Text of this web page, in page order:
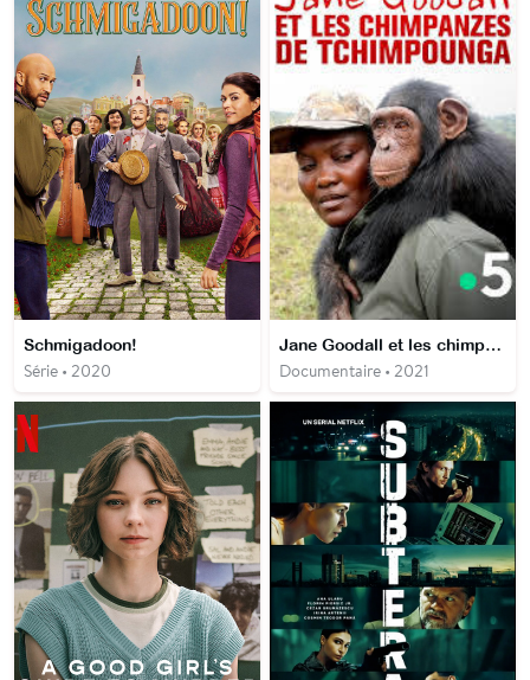
Schmigadoon!
Série • 2020
Jane Goodall et les chimpanzés de Tchimpounga
Documentaire • 2021